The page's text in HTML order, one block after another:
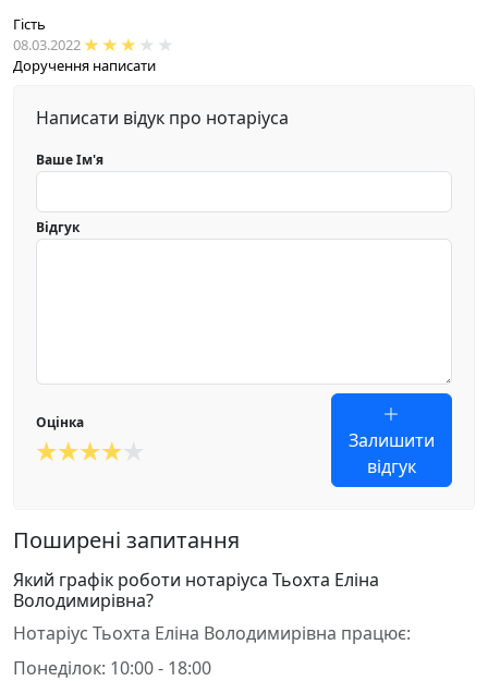
Гість
08.03.2022
Доручення написати
Написати відук про нотаріуса
Ваше Ім'я
Відгук
Оцінка
Залишити
відгук
Поширені запитання
Який графік роботи нотаріуса Тьохта Еліна
Володимирівна?
Нотаріус Тьохта Еліна Володимирівна працює:
Понеділок: 10:00 - 18:00